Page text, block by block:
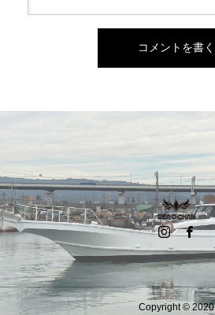
Copyright © 2020